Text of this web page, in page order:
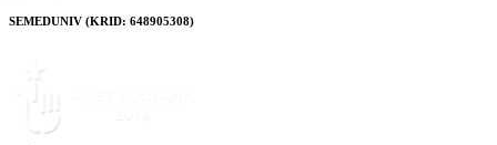
SEMEDUNIV (KRID: 648905308)